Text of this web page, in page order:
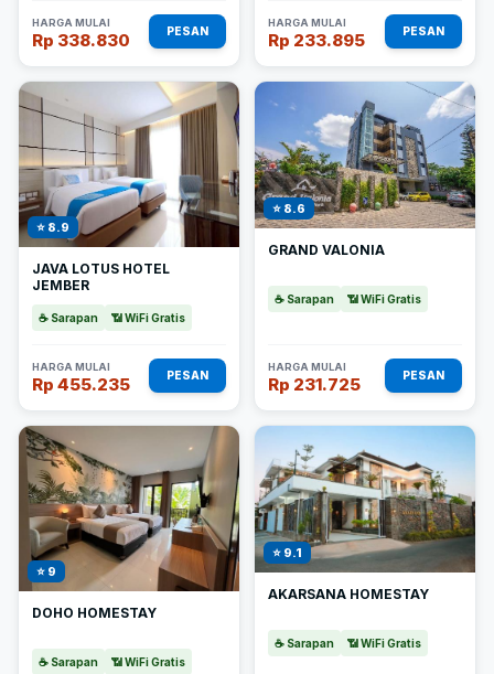
HARGA MULAI
Rp 338.830 PESAN
HARGA MULAI
Rp 233.895 PESAN
⭐ 8.9
JAVA LOTUS HOTEL
JEMBER
☕ Sarapan 📶 WiFi Gratis
HARGA MULAI
Rp 455.235 PESAN
⭐ 8.6
GRAND VALONIA
☕ Sarapan 📶 WiFi Gratis
HARGA MULAI
Rp 231.725 PESAN
⭐ 9
DOHO HOMESTAY
☕ Sarapan 📶 WiFi Gratis
⭐ 9.1
AKARSANA HOMESTAY
☕ Sarapan 📶 WiFi Gratis